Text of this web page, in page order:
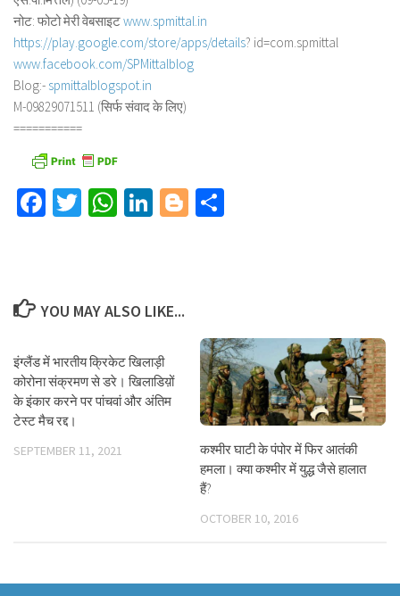
नोट: फोटो मेरी वेबसाइटwww.spmittal.in
https://play.google.com/store/apps/details? id=com.spmittal
www.facebook.com/SPMittalblog
Blog:- spmittalblogspot.in
M-09829071511 (सिर्फ संवाद के लिए)
===========
Facebook
TwitterWhatsApp
LinkedIn
Blogger
YOU MAY ALSO LIKE...
इंग्लैंड में भारतीय क्रिकेट खिलाड़ी
कोरोना संक्रमण से डरे। खिलाडिय़ों
के इंकार करने पर पांचवां और अंतिम
टेस्ट मैच रद्द।
SEPTEMBER 11, 2021
कश्मीर घाटी के पंपोर में फिर आतंकी
हमला। क्या कश्मीर में युद्ध जैसे हालात
हैं?
OCTOBER 10, 2016